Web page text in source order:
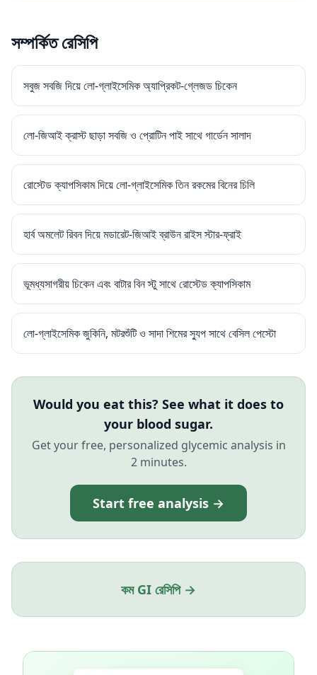
সম্পর্কিত রেসিপি
সবুজ সবজি দিয়ে লো-গ্লাইসেমিক অ্যাপ্রিকট-গ্লেজড চিকেন
লো-জিআই ক্রাস্ট ছাড়া সবজি ও প্রোটিন পাই সাথে গার্ডেন সালাদ
রোস্টেড ক্যাপসিকাম দিয়ে লো-গ্লাইসেমিক তিন রকমের বিনের চিলি
হার্ব অমলেট রিবন দিয়ে মডারেট-জিআই ব্রাউন রাইস স্টার-ফ্রাই
ভূমধ্যসাগরীয় চিকেন এবং বাটার বিন স্টু সাথে রোস্টেড ক্যাপসিকাম
লো-গ্লাইসেমিক জুকিনি, মটরশুঁটি ও সাদা শিমের স্যুপ সাথে বেসিল পেস্টো
Would you eat this? See what it does to
your blood sugar.
Get your free, personalized glycemic analysis in
2 minutes.
Start free analysis →
কম GI রেসিপি →